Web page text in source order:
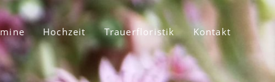
Hochzeit Trauerfloristik Kontakt